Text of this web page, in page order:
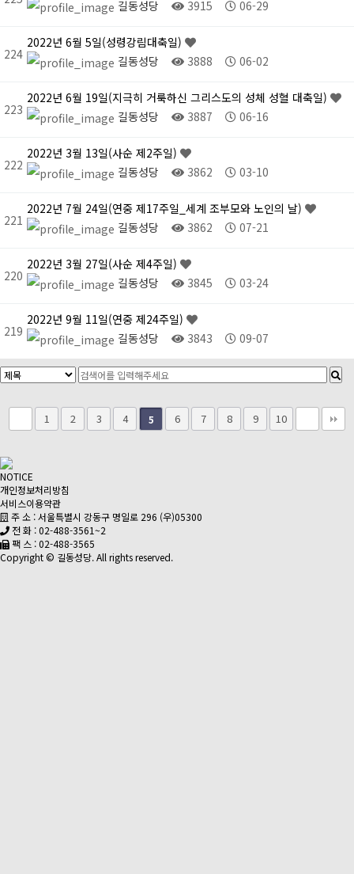
길동성당 3915 06-29
224
2022년 6월 5일(성령강림대축일)
길동성당
3888 06-02
223
2022년 6월 19일(지극히 거룩하신 그리스도의 성체 성혈 대축일)
길동성당
3887 06-16
222
2022년 3월 13일(사순 제2주일)
길동성당
3862 03-10
221
2022년 7월 24일(연중 제17주일_세계 조부모와 노인의 날)
길동성당
3862 07-21
220
2022년 3월 27일(사순 제4주일)
길동성당
3845 03-24
219
2022년 9월 11일(연중 제24주일)
길동성당
3843 09-07
1 2 3 4 5 6 7 8 9 10
NOTICE
개인정보처리방침
서비스이용약관
주 소 : 서울특별시 강동구 명일로 296 (우)05300
전 화 : 02-488-3561~2
팩 스 : 02-488-3565
Copyright © 길동성당. All rights reserved.